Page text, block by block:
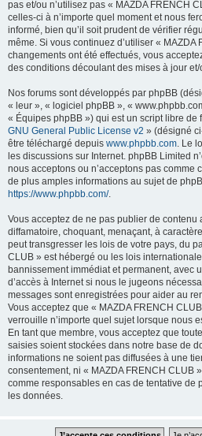
pas et/ou n’utilisez pas « MAZDA FRENCH
celles-ci à n’importe quel moment et nous
informé, bien qu’il soit prudent de vérifier
même. Si vous continuez d’utiliser «
changements ont été effectués, vous
des conditions découlant des mises à jour et/
Nos forums sont développés par phpBB
« leur », « logiciel phpBB », «
« Équipes phpBB ») qui est un script libre de
GNU General Public License v2 » (désigné
être téléchargé depuis www.phpbb.com . Le
les discussions sur Internet. phpBB Limited
nous acceptons ou n’acceptons pas comme
de plus amples informations au sujet de
https://www.phpbb.com/.
Vous acceptez de ne pas publier de contenu
diffamatoire, choquant, menaçant, à
peut transgresser les lois de votre pays, du
CLUB » est hébergé ou les lois
bannissement immédiat et permanent, avec
d’accès à Internet si nous le jugeons
messages sont enregistrées pour aider au
Vous acceptez que « MAZDA FRENCH
verrouille n’importe quel sujet lorsque nous
En tant que membre, vous acceptez que
saisies soient stockées dans notre base de
informations ne soient pas diffusées à une
consentement, ni « MAZDA FRENCH CLUB
comme responsables en cas de tentative de
les données.